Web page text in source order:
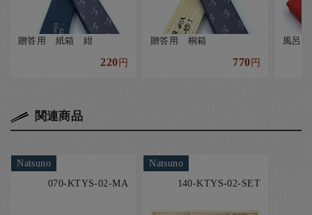
贈答用 紙箱 紺
220円
贈答用 桐箱
770円
風呂
関連商品
Natsuno
070-KTYS-02-MA
Natsuno
140-KTYS-02-SET